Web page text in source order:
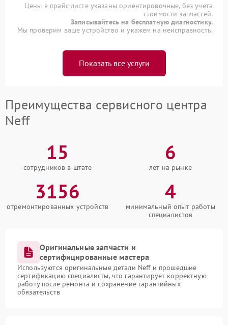
Цены в прайс-листе указаны ориентировочные, без учета
стоимости запчастей.
Записывайтесь на бесплатную диагностику.
Мы проверим ваше устройство и укажем на неисправность.
Показать все услуги
Преимущества сервисного центра
Neff
15
сотрудников в штате
6
лет на рынке
3156
отремонтированных устройств
4
минимальный опыт работы
специалистов
Оригинальные запчасти и
сертифицированные мастера
Используются оригинальные детали Neff и прошедшие
сертификацию специалисты, что гарантирует корректную
работу после ремонта и сохранение гарантийных
обязательств